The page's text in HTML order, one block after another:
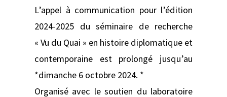
L’appel à communication pour l’édition
2024-2025 du séminaire de recherche
« Vu du Quai » en histoire diplomatique et
contemporaine est prolongé jusqu’au
*dimanche 6 octobre 2024. *
Organisé avec le soutien du laboratoire